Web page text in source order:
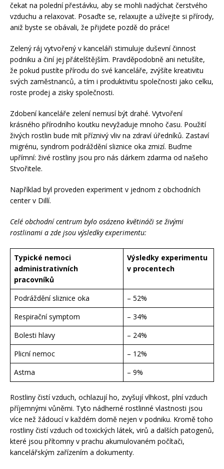
čekat na polední přestávku, aby se mohli nadýchat čerstvého
vzduchu a relaxovat. Posaďte se, relaxujte a užívejte si přírody,
aniž byste se obávali, že přijdete pozdě do práce!
Zelený ráj vytvořený v kanceláři stimuluje duševní činnost
podniku a činí jej přátelštějším. Pravděpodobně ani netušíte,
že pokud pustíte přírodu do své kanceláře, zvýšíte kreativitu
svých zaměstnanců, a tím i produktivitu společnosti jako celku,
roste prodej a zisky společnosti.
Zdobení kanceláře zelení nemusí být drahé. Vytvoření
krásného přírodního koutku nevyžaduje mnoho času. Použití
živých rostlin bude mít příznivý vliv na zdraví úředníků. Zastaví
migrénu, syndrom podráždění sliznice oka zmizí. Buďme
upřímní: živé rostliny jsou pro nás dárkem zdarma od našeho
Stvořitele.
Například byl proveden experiment v jednom z obchodních
center v Dillí.
Celé obchodní centrum bylo osázeno květináči se živými
rostlinami a zde jsou výsledky experimentu:
Typické nemoci
administrativních
pracovníků
Výsledky experimentu
v procentech
Podráždění sliznice oka
– 52%
Respirační symptom
– 34%
Bolesti hlavy
– 24%
Plicní nemoc
– 12%
Astma
– 9%
Rostliny čistí vzduch, ochlazují ho, zvyšují vlhkost, plní vzduch
příjemnými vůněmi. Tyto nádherné rostlinné vlastnosti jsou
více než žádoucí v každém domě nejen v podniku. Kromě toho
rostliny čistí vzduch od toxických látek, virů a dalších patogenů,
které jsou přítomny v prachu akumulovaném počítači,
kancelářským zařízením a dokumenty.